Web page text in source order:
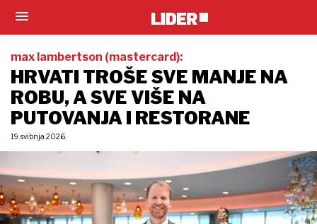
max lambertson (mastercard):
HRVATI TROŠE SVE MANJE NA
ROBU, A SVE VIŠE NA
PUTOVANJA I RESTORANE
19. svibnja 2026.